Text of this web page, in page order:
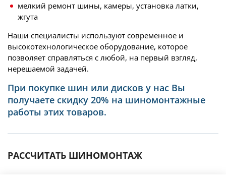
мелкий ремонт шины, камеры, установка латки,
жгута
Наши специалисты используют современное и
высокотехнологическое оборудование, которое
позволяет справляться с любой, на первый взгляд,
нерешаемой задачей.
При покупке шин или дисков у нас Вы
получаете скидку 20% на шиномонтажные
работы этих товаров.
РАССЧИТАТЬ ШИНОМОНТАЖ